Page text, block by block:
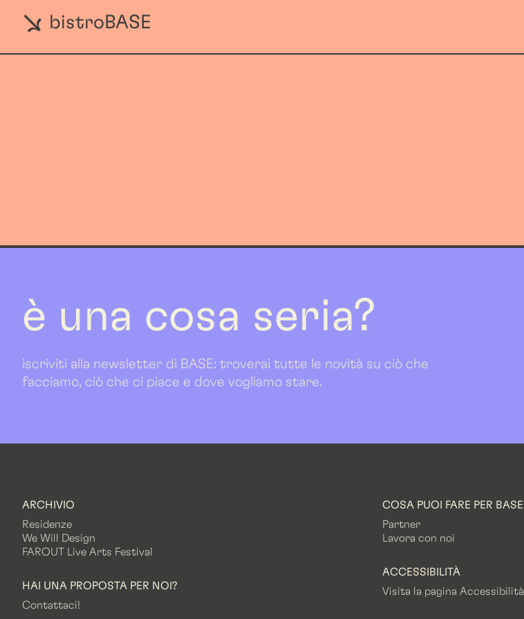
bistroBASE
è una cosa seria?
iscriviti alla newsletter di BASE: troverai tutte le novità su ciò che
facciamo, ciò che ci piace e dove vogliamo stare.
ARCHIVIO
Residenze
We Will Design
FAROUT Live Arts Festival
HAI UNA PROPOSTA PER NOI?
Contattaci!
COSA PUOI FARE PER BASE
Partner
Lavora con noi
ACCESSIBILITÀ
Visita la pagina Accessibilità